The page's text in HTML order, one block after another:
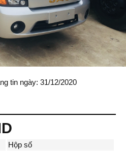
tin ngày: 31/12/2020
Hộp số